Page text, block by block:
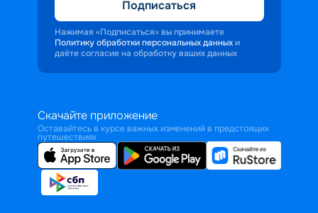
Подписаться
Нажимая «Подписаться» вы принимаете
Политику обработки персональных данных и
даёте согласие на обработку ваших данных
Скачайте приложение
Оставайтесь в курсе важных изменений в предстоящих
путешествиях